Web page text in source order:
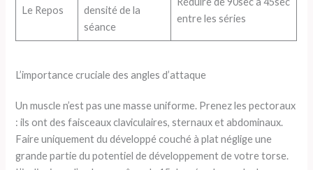
Le Repos
densité de la
séance
entre les séries
L’importance cruciale des angles d’attaque
Un muscle n’est pas une masse uniforme. Prenez les pectoraux
: ils ont des faisceaux claviculaires, sternaux et abdominaux.
Faire uniquement du développé couché à plat néglige une
grande partie du potentiel de développement de votre torse.